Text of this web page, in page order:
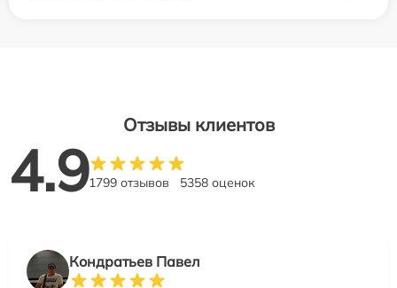
Отзывы клиентов
4.91799 отзывов 5358 оценок
Кондратьев Павел